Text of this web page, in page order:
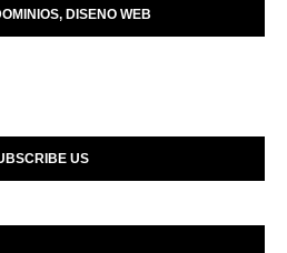
DISENO WEB
US